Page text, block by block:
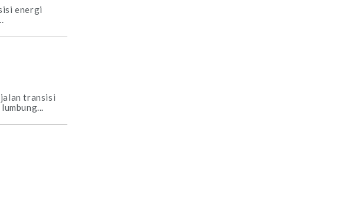
energi
transisi